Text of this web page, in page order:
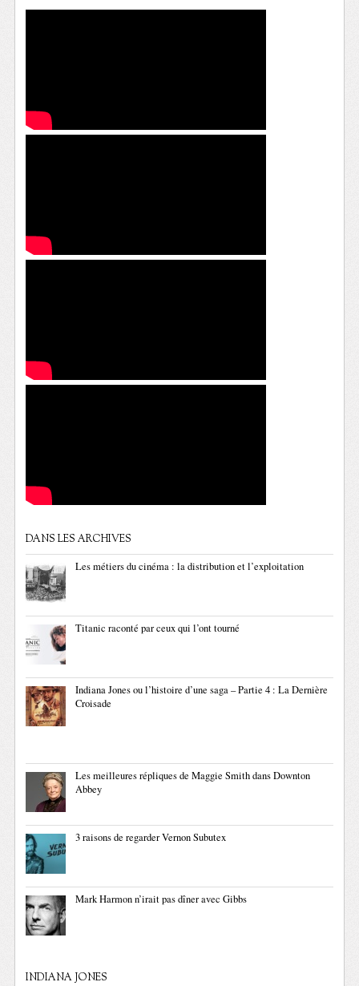
DANS LES ARCHIVES
Les métiers du cinéma : la distribution et l’exploitation
Titanic raconté par ceux qui l’ont tourné
Indiana Jones ou l’histoire d’une saga – Partie 4 : La Dernière
Croisade
Les meilleures répliques de Maggie Smith dans Downton
Abbey
3 raisons de regarder Vernon Subutex
Mark Harmon n’irait pas dîner avec Gibbs
INDIANA JONES